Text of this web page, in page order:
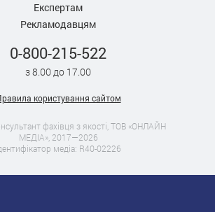
Експертам
Рекламодавцям
0-800-215-522
з 8.00 до 17.00
користування сайтом
фахівця з якості, ТОВ «ОНЛАЙН
МЕДІА», 2017—2026
медіа: R40-02226